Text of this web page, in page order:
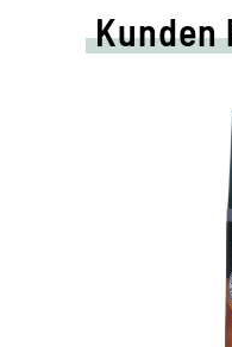
Kunden
schützt und